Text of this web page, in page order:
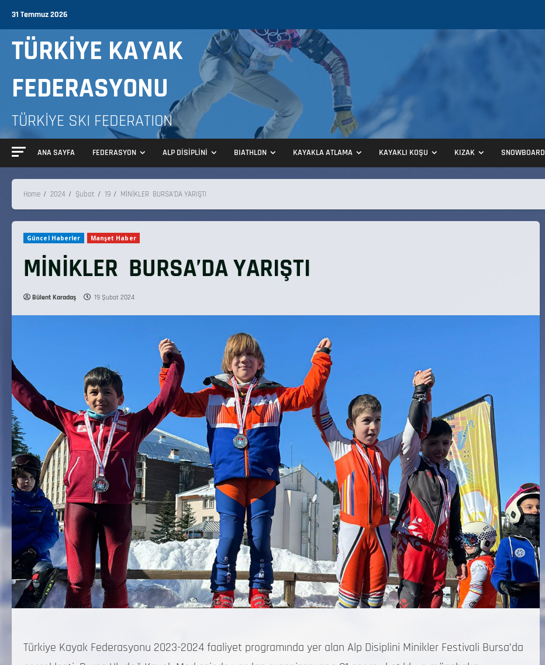
31 Temmuz 2026
TÜRKİYE KAYAK
FEDERASYONU
TÜRKİYE SKI FEDERATION
ANA SAYFA FEDERASYON ALP DİSİPLİNİ BIATHLON KAYAKLA ATLAMA KAYAKLI KOŞU KIZAK SNOWBOARD
Home 2024 Şubat 19 MİNİKLER BURSA’DA YARIŞTI
Güncel Haberler Manşet Haber
MİNİKLER BURSA’DA YARIŞTI
Bülent Karadaş 19 Şubat 2024
Türkiye Kayak Federasyonu 2023-2024 faaliyet programında yer alan Alp Disiplini Minikler Festivali Bursa’da